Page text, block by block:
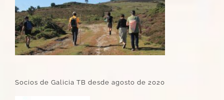
Socios de Galicia TB desde agosto de 2020